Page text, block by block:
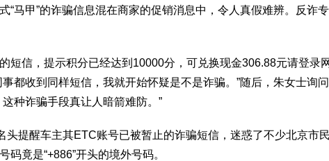
“马甲”的诈骗信息混在商家的促销消息中，令人真假难辨。反诈
短信，提示积分已经达到10000分，可兑换现金306.88元请登录
都收到同样短信，我就开始怀疑是不是诈骗。”随后，朱女士询
种诈骗手段真让人暗箭难防。”
头提醒车主其ETC账号已被暂止的诈骗短信，迷惑了不少北京市
竟是“+886”开头的境外号码。